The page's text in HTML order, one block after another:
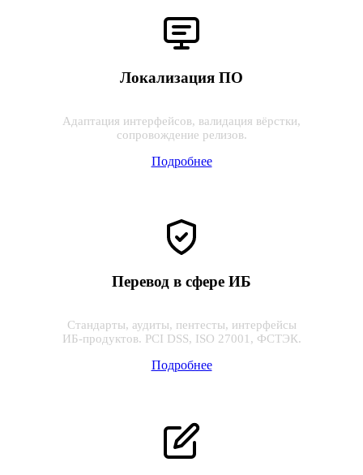
Локализация ПО
Адаптация интерфейсов, валидация вёрстки,
сопровождение релизов.
Подробнее
Перевод в сфере ИБ
Стандарты, аудиты, пентесты, интерфейсы
ИБ‑продуктов. PCI DSS, ISO 27001, ФСТЭК.
Подробнее